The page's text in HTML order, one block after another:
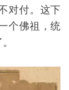
对付。这下
个佛祖，统